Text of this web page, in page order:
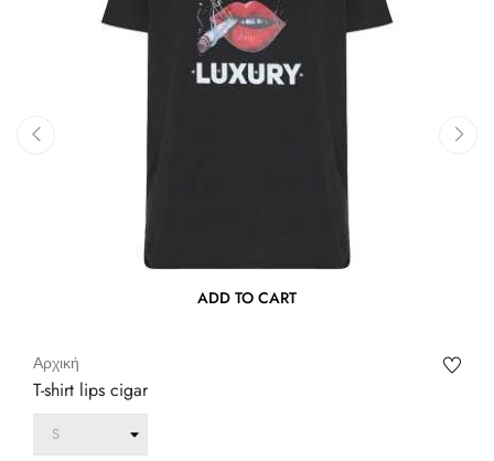
ADD TO CART
Αρχική
T-shirt lips cigar